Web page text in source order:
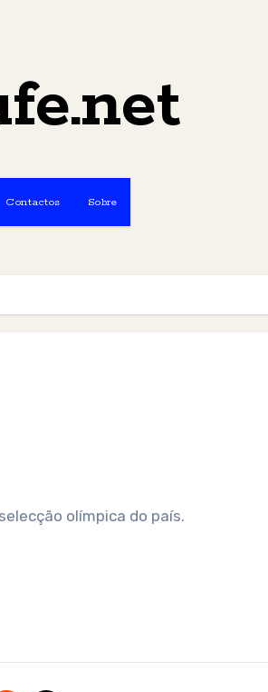
Contactos Sobre
olímpica do país.